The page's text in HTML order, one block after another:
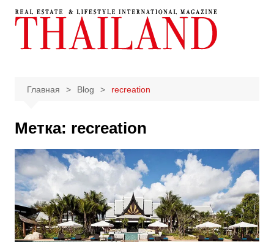
Перейти
Главная Blog recreation
Метка: recreation